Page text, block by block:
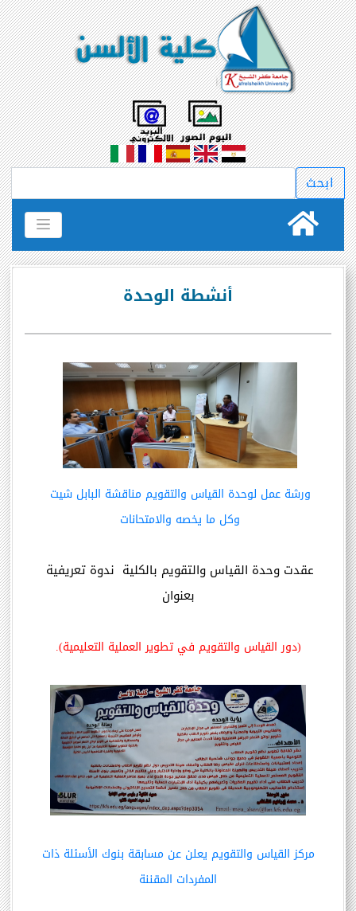
أنشطة الوحدة
وكل ما يخصه والامتحانات
بعنوان
(دور القياس والتقويم في تطوير العملية التعليمية).
مركز القياس والتقويم يعلن عن مسابقة بنوك الأسئلة ذات
المفردات المقننة